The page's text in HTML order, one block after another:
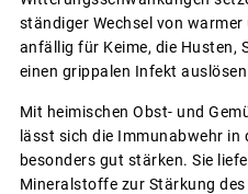
ständiger Wechsel von
anfällig für Keime, die Husten,
einen grippalen Infekt
Mit heimischen Obst- und
lässt sich die Immunabwehr in
besonders gut stärken. Sie
Mineralstoffe zur Stärkung